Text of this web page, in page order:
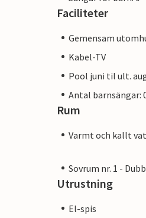
Faciliteter
Gemensam
Kabel-TV
Pool juni til ult.
Antal barnsängar:
Rum
Varmt och kallt
Sovrum nr. 1 -
Utrustning
El-spis